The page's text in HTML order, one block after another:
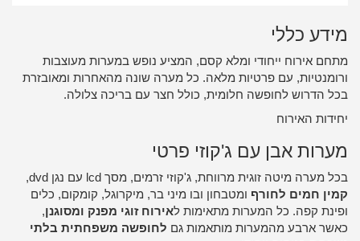
מידע כללי
מתחם אירוח ייחודי ומלא קסם, המציע נופש במערות מעוצבות
ורומנטיות, עם פרטיות מלאה. כל מערה שונה מהאחרות ומאובזרת
בכל הדרוש לחופשה חלומית, כולל חצר עם בריכה צלולה.
יחידות האירוח
מערות אבן עם ג'קוזי פרטי
בכל מערה מיטה זוגית מרווחת, ג'קוזי זרמים, מסך lcd עם נגן dvd,
קמין חמים לחורף ומטבחון ובו מיני בר, מיקרוגל, קומקום, כלים
ופינת קפה. כל המערות מתאימות לאירוח זוגי מפנק ומסוגנן,
כאשר ארבע מהמערות מותאמות גם לחופשה משפחתית בלתי